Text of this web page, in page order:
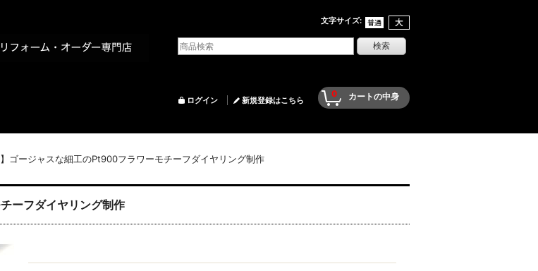
文字サイズ:
0 カートの中身
ログイン 新規登録はこちら
】ゴージャスな細工のPt900フラワーモチーフダイヤリング制作
ーフダイヤリング制作